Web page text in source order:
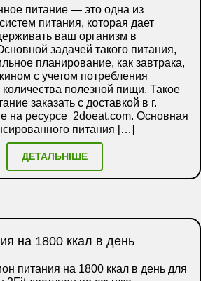
питание — это одна из
питания, которая дает
ваш организм в
задачей такого питания,
планирование, как завтрака,
с учетом потребления
полезной пищи. Такое
заказать с доставкой в г.
на ресурсе 2doeat.com. Основная
питания […]
ДЕТАЛЬНІШЕ
на 1800 ккал в день
питания на 1800 ккал в день для